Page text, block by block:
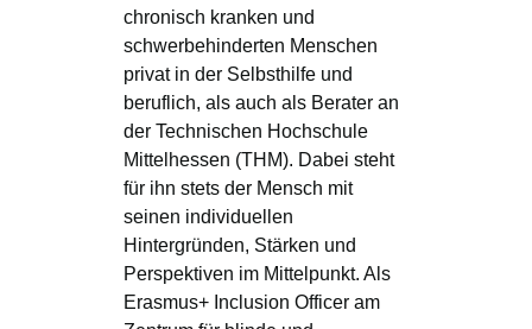
chronisch kranken und
schwerbehinderten Menschen
privat in der Selbsthilfe und
beruflich, als auch als Berater an
der Technischen Hochschule
Mittelhessen (THM). Dabei steht
für ihn stets der Mensch mit
seinen individuellen
Hintergründen, Stärken und
Perspektiven im Mittelpunkt. Als
Erasmus+ Inclusion Officer am